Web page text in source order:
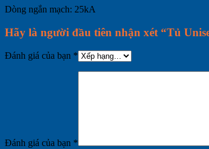
Dòng ngắn mạch: 25kA
Hãy là người đầu tiên nhận xét “Tủ
Đánh giá của bạn *
Đánh giá của bạn *